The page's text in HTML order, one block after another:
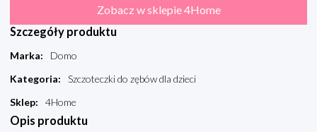
Zobacz w sklepie 4Home
Szczegóły produktu
Marka:
Domo
Kategoria:
Szczoteczki do zębów dla dzieci
Sklep: 4Home
Opis produktu